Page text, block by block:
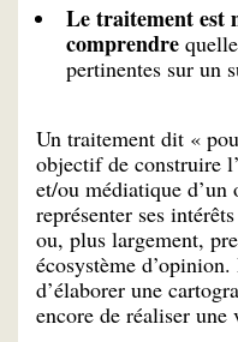
Le traitement est
comprendre
pertinentes sur un
Un traitement dit «
objectif de construire
et/ou médiatique d’un
représenter ses
ou, plus largement,
écosystème
d’élaborer une
encore de réaliser